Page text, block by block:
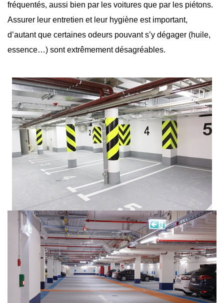
fréquentés, aussi bien par les voitures que par les piétons.
Assurer leur entretien et leur hygiène est important,
d’autant que certaines odeurs pouvant s’y dégager (huile,
essence…) sont extrêmement désagréables.